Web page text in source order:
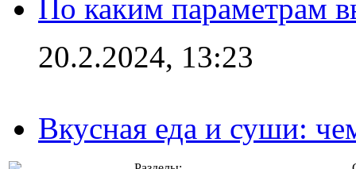
По каким параметрам
20.2.2024, 13:23
Вкусная еда и суши: